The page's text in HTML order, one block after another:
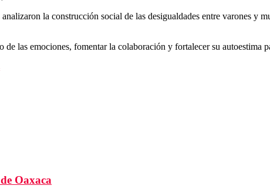
la construcción social de las desigualdades entre varones y
las emociones, fomentar la colaboración y fortalecer su autoestima
Oaxaca